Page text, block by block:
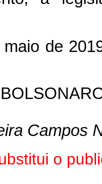
de
Campos
o